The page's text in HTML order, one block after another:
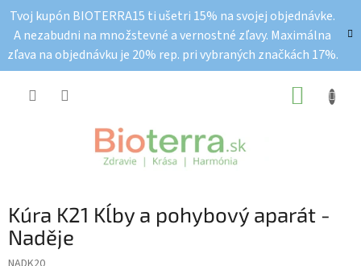
obsah
Tvoj kupón BIOTERRA15 ti ušetri 15% na svojej objednávke.
A nezabudni na množstevné a vernostné zľavy. Maximálna
zľava na objednávku je 20% rep. pri vybraných značkách 17%.
Kúra K21 Kĺby a pohybový aparát -
Naděje